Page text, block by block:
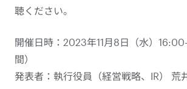
聴ください。
開催日時：2023年11月8日（水）
間）
発表者：執行役員（経営戦略、IR） 荒